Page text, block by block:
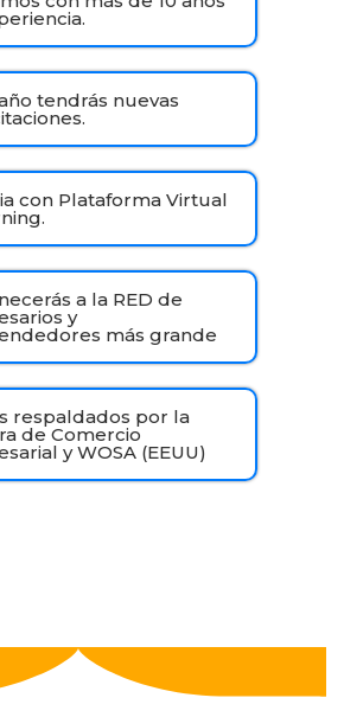
tendrás nuevas
con Plataforma Virtual
a la RED de
y
más grande
respaldados por la
de Comercio
y WOSA (EEUU)